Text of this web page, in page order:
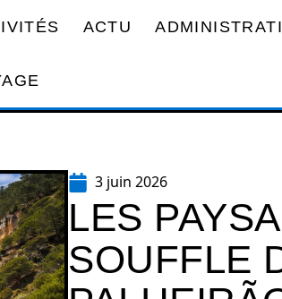
ACTU
3 juin 2026
LES
SOUFFLE